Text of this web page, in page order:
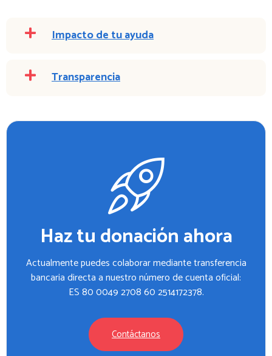
Impacto de tu ayuda
Transparencia
Haz tu donación ahora
Actualmente puedes colaborar mediante transferencia
bancaria directa a nuestro número de cuenta oficial:
ES 80 0049 2708 60 2514172378.
Contáctanos